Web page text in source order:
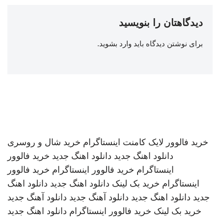
دیدگاهتان را بنویسید
برای نوشتن دیدگاه باید وارد بشوید.
خرید فالوور لایک کامنت اینستاگرام خرید شال و روسری
دانلود اهنگ جدید دانلود اهنگ جدید خرید فالوور
اینستاگرام خرید فالوور اینستاگرام خرید فالوور
اینستاگرام خرید بک لینک دانلود اهنگ جدید دانلود اهنگ
جدید دانلود اهنگ جدید دانلود آهنگ جدید دانلود آهنگ جدید
خرید بک لینک خرید فالوور اینستاگرام دانلود اهنگ جدید